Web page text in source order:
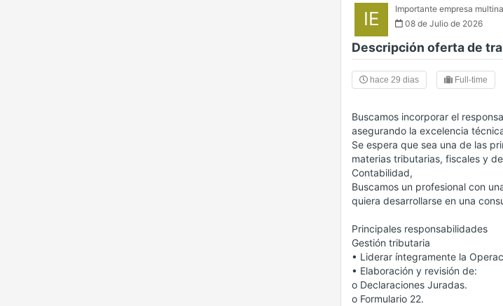
IE Importante empresa
08 de Julio de 2026
Descripción oferta de
hace 29 dias Full-time
Buscamos incorporar el
asegurando la excelencia
Se espera que sea una de las
materias tributarias, fiscales y
Contabilidad,
Buscamos un profesional con
quiera desarrollarse en una
Principales responsabilidades
Gestión tributaria
• Liderar íntegramente la
• Elaboración y revisión de:
o Declaraciones Juradas.
o Formulario 22.